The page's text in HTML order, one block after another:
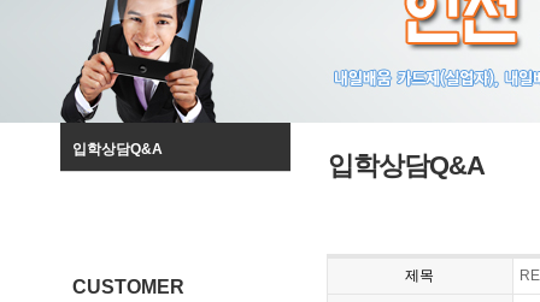
입학상담Q&A
CUSTOMER
입학상담Q&A
제목